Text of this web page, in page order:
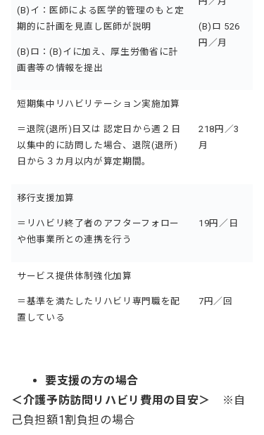
(B)イ：医師による医学的管理のもと定
期的に計画を見直し医師が説明
(B)ロ：(B)イ に加え、厚生労働省に計
画書等の情報を提出
(B)ロ 526
円／月
短期集中リハビリテーション実施加算
＝ 退院(退所)日又は 認定日から週２日
以集中的に訪問した場合、退院(退所)
日から３カ月以内が算定期間。
218円／3
月
移行支援加算
＝リハビリ終了者のアフターフォロー
や他事業所との連携を行う
19円／日
サービス提供体制強化加算
＝基準を満たしたリハビリ専門職を配
置している
7円／回
要支援の方の場合
＜介護予防訪問リハビリ費用の目安＞
※自
己負担額1割負担の場合